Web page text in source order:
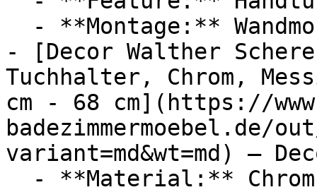
- [Decor Walther
Tuchhalter, Chrom,
cm - 68 cm](https://
badezimmermoebel.de/
variant=md&wt=md) —